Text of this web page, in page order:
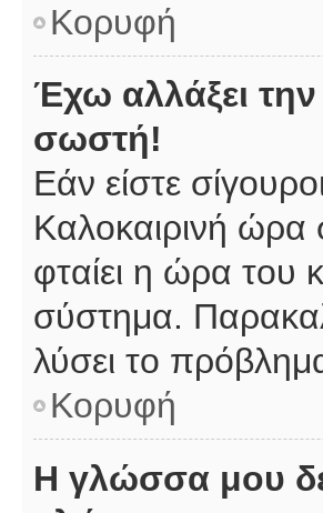
Κορυφή
Έχω αλλάξει
σωστή!
Εάν είστε
Καλοκαιρινή ώρα
φταίει η ώρα του
σύστημα.
λύσει το
Κορυφή
Η γλώσσα μου